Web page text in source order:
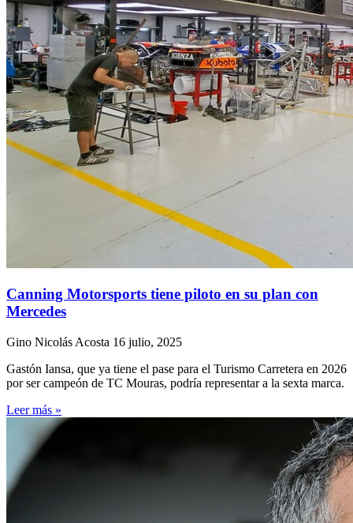
Canning Motorsports tiene piloto en su plan con
Mercedes
Gino Nicolás Acosta 16 julio, 2025
Gastón Iansa, que ya tiene el pase para el Turismo Carretera en 2026
por ser campeón de TC Mouras, podría representar a la sexta marca.
Leer más »